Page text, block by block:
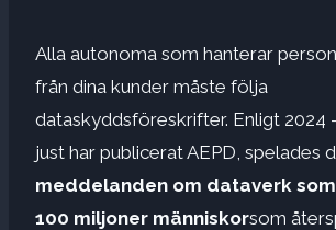
Alla autonoma som hanterar
från dina kunder måste följa
dataskyddsföreskrifter. Enligt 2024
just har publicerat AEPD, spelades
meddelanden om dataverk
100 miljoner människorsom